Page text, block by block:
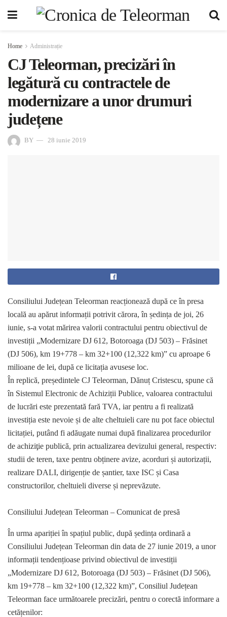
Home Administrație
CJ Teleorman, precizări în
legătură cu contractele de
modernizare a unor drumuri
județene
BY 28 iunie 2019
Consiliului Județean Teleorman reacționează după ce în presa
locală au apărut informații potrivit cărora, în ședința de joi, 26
iunie, s-a votat mărirea valorii contractului pentru obiectivul de
investiții „Modernizare DJ 612, Botoroaga (DJ 503) – Frăsinet
(DJ 506), km 19+778 – km 32+100 (12,322 km)” cu aproape 6
milioane de lei, după ce licitația avusese loc.
În replică, președintele CJ Teleorman, Dănuț Cristescu, spune că
în Sistemul Electronic de Achiziții Publice, valoarea contractului
de lucrări este prezentată fară TVA, iar pentru a fi realizată
investiția este nevoie și de alte cheltuieli care nu pot face obiectul
licitației, putând fi adăugate numai după finalizarea procedurilor
de achiziţie publică, prin actualizarea devizului general, respectiv:
studii de teren, taxe pentru obținere avize, acorduri și autorizații,
realizare DALI, dirigenție de șantier, taxe ISC și Casa
constructorilor, cheltuieli diverse și neprevăzute.
Consiliului Județean Teleorman – Comunicat de presă
În urma apariției în spațiul public, după ședința ordinară a
Consiliului Județean Teleorman din data de 27 iunie 2019, a unor
informații tendențioase privind obiectivul de investiții
„Modernizare DJ 612, Botoroaga (DJ 503) – Frăsinet (DJ 506),
km 19+778 – km 32+100 (12,322 km)”, Consiliul Județean
Teleorman face următoarele precizări, pentru o corectă informare a
cetățenilor: